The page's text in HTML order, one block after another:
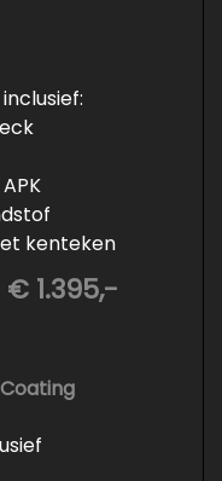
kenteken
€ 1.395,-